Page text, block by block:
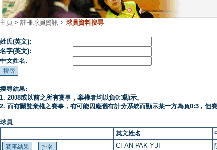
主頁 > 註冊球員資訊 > 球員資料搜尋
姓氏(英文):
名字(英文):
中文姓名:
搜尋結果:
1. 2008或以前之所有賽事，棄權者均以負0:3顯示。
2. 而有關雙棄權之賽事，有可能因應舊有計分系統而顯示某一方為負0:3，但
球員
英文姓名
CHAN PAK YUI